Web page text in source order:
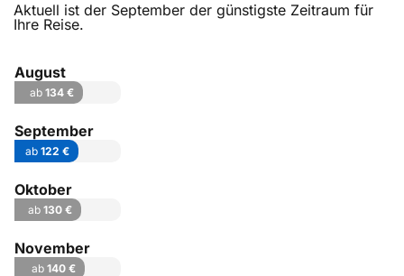
Aktuell ist der September der günstigste Zeitraum für
Ihre Reise.
August
ab 134 €
September
ab122 €
Oktober
ab130 €
November
ab140 €